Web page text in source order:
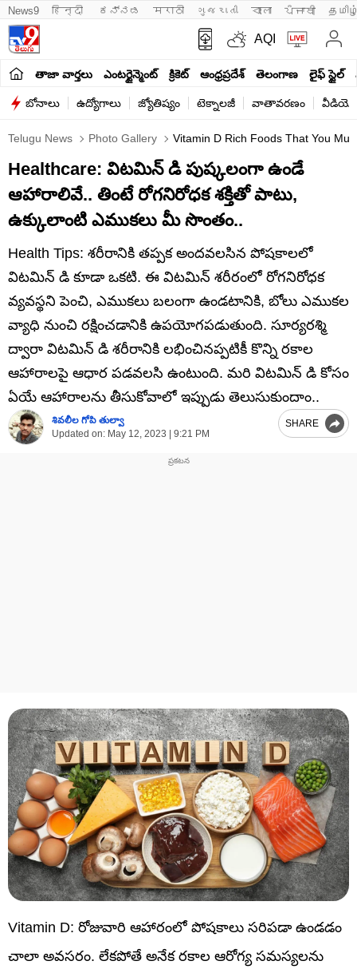
News9 हिन्दी ಕನ್ನಡ मराठी ગુજરાતી বাংলা ਪੰਜਾਬੀ
AQI
తాజా వార్తలు ఎంటర్టైన్మెంట్ క్రికెట్ ఆంధ్రప్రదేశ్ తెలంగాణ లైఫ్ స్టైల్
బోనాలు ఉద్యోగాలు జ్యోతిష్యం టెక్నాలజీ వాతావరణం
Telugu News Photo Gallery Vitamin D Rich Foods That You
Healthcare: విటమిన్ డి పుష్కలంగా ఉండే
ఆహారాలివే.. తింటే రోగనిరోధక శక్తితో పాటు,
ఉక్కులాంటి ఎముకలు మీ సొంతం..
Health Tips: శరీరానికి తప్పక అందవలసిన పోషకాలలో
విటమిన్ డి కూడా ఒకటి. ఈ విటమిన్ శరీరంలో రోగనిరోధక
వ్యవస్థని పెంచి, ఎముకలు బలంగా ఉండటానికి, బోలు ఎముకల
వ్యాధి నుంచి రక్షించడానికి ఉపయోగపడుతుంది. సూర్యరశ్మి
ద్వారా విటమిన్ డి శరీరానికి లభించినప్పటికీ కొన్ని రకాల
ఆహారాలపై ఆధార పడవలసి ఉంటుంది. మరి విటమిన్ డి కోసం
ఏయే ఆహారాలను తీసుకోవాలో ఇప్పుడు తెలుసుకుందాం..
శివలీల గోపి తుల్వా
Updated on: May 12, 2023 | 9:21 PM
SHARE
Vitamin D: రోజువారి ఆహారంలో పోషకాలు సరిపడా ఉండడం
చాలా అవసరం. లేకపోతే అనేక రకాల ఆరోగ్య సమస్యలను